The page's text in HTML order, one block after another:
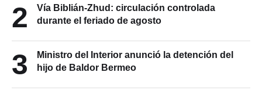
2
Vía Biblián-Zhud: circulación controlada
durante el feriado de agosto
3
Ministro del Interior anunció la detención del
hijo de Baldor Bermeo